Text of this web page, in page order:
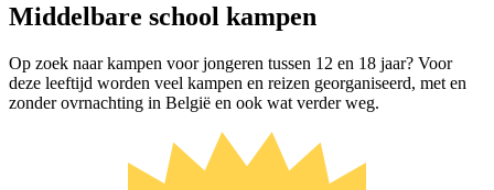
Middelbare school kampen
Op zoek naar kampen voor jongeren tussen 12 en 18 jaar? Voor
deze leeftijd worden veel kampen en reizen georganiseerd, met en
zonder ovrnachting in België en ook wat verder weg.